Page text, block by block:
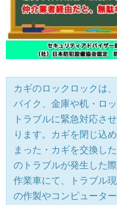
カギのロックロックは
バイク、金庫や机・ロ
トラブルに緊急対応さ
ります。カギを閉じ込
まった・カギを交換し
のトラブルが発生した
作業車にて、トラブル
の作製やコンピュータ